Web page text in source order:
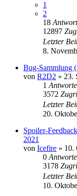
1
2
18
12897
Letzter
8.
Bug-Sammlung
von R2D2 » 23.
1
3572
Letzter
20.
Spoiler-
2021
von Icefire » 10.
0
3178
Letzter
10.